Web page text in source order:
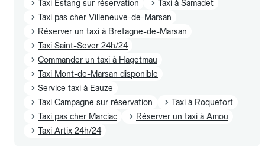
Taxi Estang sur réservation
Taxi à Samadet
Taxi pas cher Villeneuve-de-Marsan
Réserver un taxi à Bretagne-de-Marsan
Taxi Saint-Sever 24h/24
Commander un taxi à Hagetmau
Taxi Mont-de-Marsan disponible
Service taxi à Eauze
Taxi Campagne sur réservation
Taxi à Roquefort
Taxi pas cher Marciac
Réserver un taxi à Amou
Taxi Artix 24h/24